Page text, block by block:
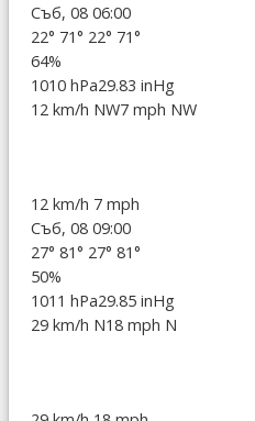
Съб, 08 06:00
22° 71° 22° 71°
64%
1010 hPa29.83 inHg
12 km/h NW7 mph NW
12 km/h 7 mph
Съб, 08 09:00
27° 81° 27° 81°
50%
1011 hPa29.85 inHg
29 km/h N18 mph N